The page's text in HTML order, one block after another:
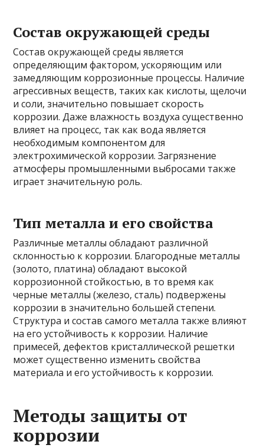
Состав окружающей среды
Состав окружающей среды является
определяющим фактором, ускоряющим или
замедляющим коррозионные процессы. Наличие
агрессивных веществ, таких как кислоты, щелочи
и соли, значительно повышает скорость
коррозии. Даже влажность воздуха существенно
влияет на процесс, так как вода является
необходимым компонентом для
электрохимической коррозии. Загрязнение
атмосферы промышленными выбросами также
играет значительную роль.
Тип металла и его свойства
Различные металлы обладают различной
склонностью к коррозии. Благородные металлы
(золото, платина) обладают высокой
коррозионной стойкостью, в то время как
черные металлы (железо, сталь) подвержены
коррозии в значительно большей степени.
Структура и состав самого металла также влияют
на его устойчивость к коррозии. Наличие
примесей, дефектов кристаллической решетки
может существенно изменить свойства
материала и его устойчивость к коррозии.
Методы защиты от
коррозии